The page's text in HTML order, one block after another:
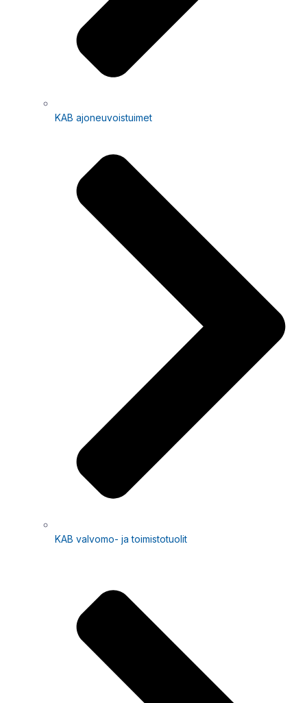
KAB ajoneuvoistuimet
KAB valvomo- ja toimistotuolit